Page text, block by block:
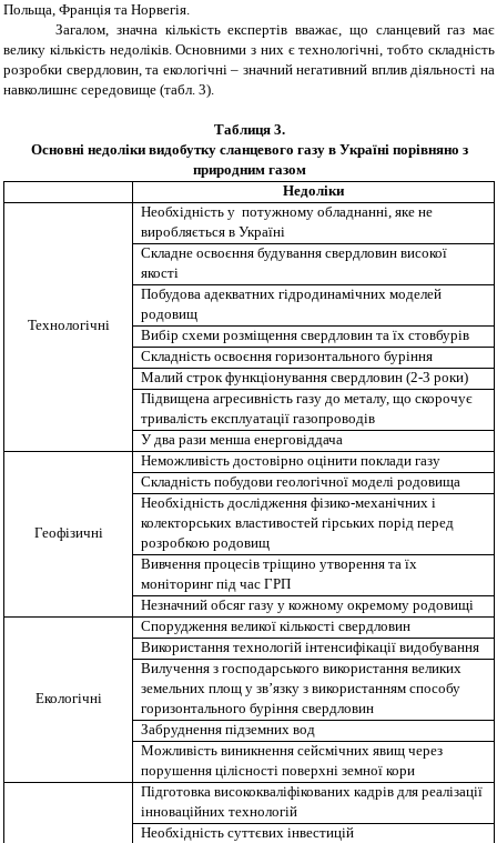
Польща, Франція та Норвегія.
Загалом, значна кількість експертів вважає, що сланцевий газ має
велику кількість недоліків. Основними з них є технологічні, тобто складність
розробки свердловин, та екологічні – значний негативний вплив діяльності на
навколишнє середовище (табл. 3).
Таблиця 3.
Основні недоліки видобутку сланцевого газу в Україні порівняно з
природним газом
Недоліки
Технологічні
Необхідність у потужному обладнанні, яке не
виробляється в Україні
Складне освоєння будування свердловин високої
якості
Побудова адекватних гідродинамічних моделей
родовищ
Вибір схеми розміщення свердловин та їх стовбурів
Складність освоєння горизонтального буріння
Малий строк функціонування свердловин (2-3 роки)
Підвищена агресивність газу до металу, що скорочує
тривалість експлуатації газопроводів
У два рази менша енерговіддача
Геофізичні
Неможливість достовірно оцінити поклади газу
Складність побудови геологічної моделі родовища
Необхідність дослідження фізико-механічних і
колекторських властивостей гірських порід перед
розробкою родовищ
Вивчення процесів тріщино утворення та їх
моніторинг під час ГРП
Незначний обсяг газу у кожному окремому родовищі
Екологічні
Спорудження великої кількості свердловин
Використання технологій інтенсифікації видобування
Вилучення з господарського використання великих
земельних площ у зв’язку звикористанням способу
горизонтального буріння свердловин
Забруднення підземних вод
Можливість виникнення сейсмічних явищ через
порушення цілісності поверхні земної кори
Підготовка висококваліфікованих кадрів для реалізації
інноваційних технологій
Необхідність суттєвих інвестицій